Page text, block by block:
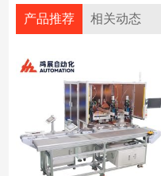
产品推荐 相关动态